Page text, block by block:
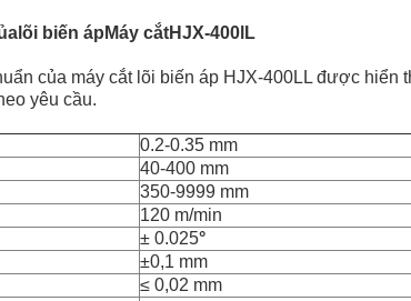
lõi biến áp Máy cắtHJX-400l L
của máy cắt lõi biến áp HJX-400LL được hiển
yêu cầu.
0.2-0.35 mm
40-400 mm
350-9999 mm
120 m/min
± 0.025°
±0,1 mm
≤ 0,02 mm